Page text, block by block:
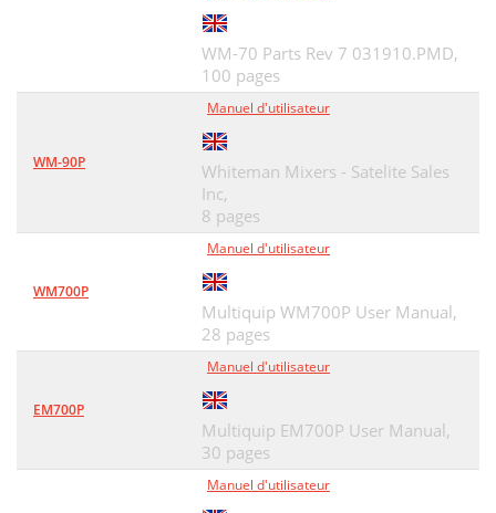
WM-70 Parts Rev 7 031910.PMD,
100 pages
WM-90P
Manuel d'utilisateur
Whiteman Mixers - Satelite Sales
Inc,
8 pages
WM700P
Manuel d'utilisateur
Multiquip WM700P User Manual,
28 pages
EM700P
Manuel d'utilisateur
Multiquip EM700P User Manual,
30 pages
Manuel d'utilisateur